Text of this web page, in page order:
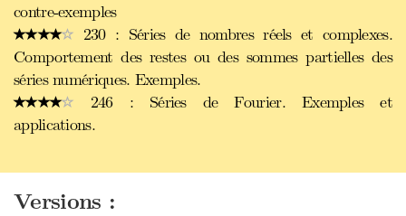
contre-exemples
230 : Séries de nombres réels et complexes.
Comportement des restes ou des sommes partielles des
séries numériques. Exemples.
246 : Séries de Fourier. Exemples et
applications.
Versions :